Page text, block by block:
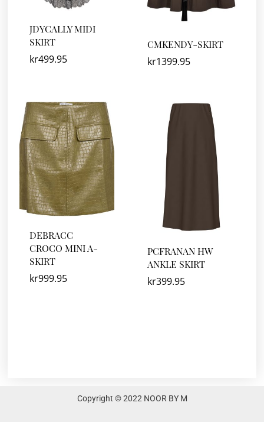
JDYCALLY MIDI
SKIRT
kr499.95
CMKENDY-SKIRT
kr1399.95
DEBRACC
CROCO MINI A-
SKIRT
kr999.95
PCFRANAN HW
ANKLE SKIRT
kr399.95
Copyright © 2022 NOOR BY M